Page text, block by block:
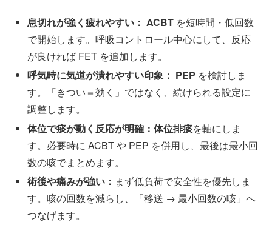
息切れが強く疲れやすい： ACBT を短時間・低回数
で開始します。呼吸コントロール中心にして、反応
が良ければ FET を追加します。
呼気時に気道が潰れやすい印象： PEP を検討しま
す。「きつい＝効く」ではなく、続けられる設定に
調整します。
体位で痰が動く反応が明確：体位排痰を軸にしま
す。必要時に ACBT や PEP を併用し、最後は最小回
数の咳でまとめます。
術後や痛みが強い： まず低負荷で安全性を優先しま
す。咳の回数を減らし、「移送 → 最小回数の咳」へ
つなげます。